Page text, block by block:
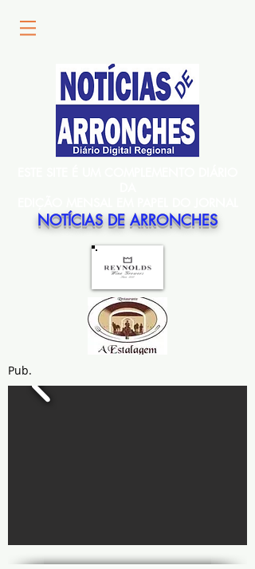
NOTÍCIAS DE ARRONCHES
Pub.